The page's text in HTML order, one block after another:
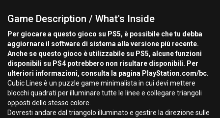
Game Description / What's Inside
Per giocare a questo gioco su PS5, è possibile che tu debba
aggiornare il software di sistema alla versione più recente.
Anche se questo gioco è utilizzabile su PS5, alcune funzioni
disponibili su PS4 potrebbero non risultare disponibili. Per
ulteriori informazioni, consulta la pagina PlayStation.com/bc.
Cubic Lines è un puzzle game minimalista in cui devi mettere
blocchi quadrati per illuminare tutte le linee e collegare triangoli
opposti dello stesso colore.
Dovresti andare dal triangolo illuminato e gestire la direzione sulle